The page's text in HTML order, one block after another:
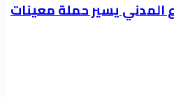
المدني يسير حملة معينات